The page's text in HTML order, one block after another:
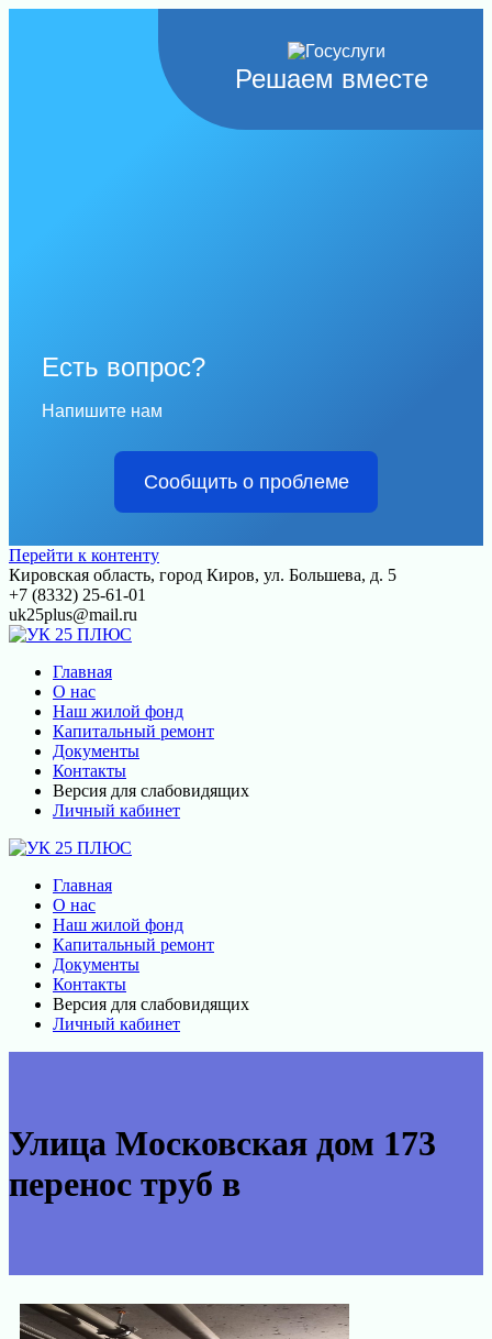
Решаем вместе
Есть вопрос?
Напишите нам
Сообщить о проблеме
Перейти к контенту
Кировская область, город Киров, ул. Большева, д. 5
+7 (8332) 25-61-01
uk25plus@mail.ru
Главная
О нас
Наш жилой фонд
Капитальный ремонт
Документы
Контакты
Версия для слабовидящих
Личный кабинет
Главная
О нас
Наш жилой фонд
Капитальный ремонт
Документы
Контакты
Версия для слабовидящих
Личный кабинет
Улица Московская дом 173
перенос труб в